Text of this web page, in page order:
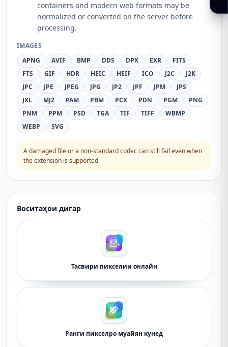
containers and modern web formats may be
normalized or converted on the server before
processing.
IMAGES
APNG
AVIF BMP DDS DPX EXR
FITS
FTS
GIF HDR HEIC HEIF ICO J2C
J2K
JPC
JPE JPEG JPG JP2 JPF JPM
JPS
JXL
MJ2 PAM PBM PCX PDN PGM
PNG
PNM
PPM PSD TGA TIF TIFF
WBMP
WEBP
SVG
A damaged file or a non-standard codec can still fail even when
the extension is supported.
Воситаҳои дигар
Тасвири пикселии онлайн
Ранги пикселро муайян кунед